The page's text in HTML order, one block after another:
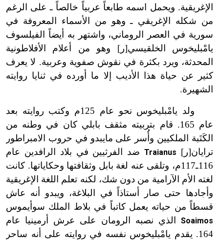
الإغريقية. ويحمل اسمه طابعاً عربياً خالصاً ـ على الرغم
من شكله الإغريقي ـ وهو من الأسماء المعروفة في
سورية في العصر الروماني، واشتهر به أيضاً الفيلسوف
يامْبليخوس الخلقيسي[ر] وهو من أعلام الأفلاطونية
المحدثة، ويرد بكثرة في نقوش صفوية وعربية. لا يعرف
كثير عن حياة هذا الأديب إلا ما أورده في ثنايا روايته
الشهيرة.
ولد يامْبليخوس نحو عام 125م وكتب روايته بعد
عام 165. قام بتربيته مثقف بابلي كان في وطنه من
الكَتَبة الملكيين وأُسر على مايبدو في حروب الامبراطور
ترايان[ر] Traianusضد الفرثيين في بلاد الرافدين عام
116ـ117م، وتلقى عنه لغة بابل وثقافتها وحكاياتها. كانت
لغته الأم الآرامية من دون شك، لكنه تعلم اللغة الإغريقية
وأجادها حتى صار أستاذاً في البلاغة، ويبدو أنه عاش
قسطاً من حياته يعمل كاتباً في بلاط الملك سوأيموس
Soaimos الذي نصبه الرومان على عرش أرمينيا عام
164. يقدم يامْبليخوس نفسه في روايته على أنه ساحر